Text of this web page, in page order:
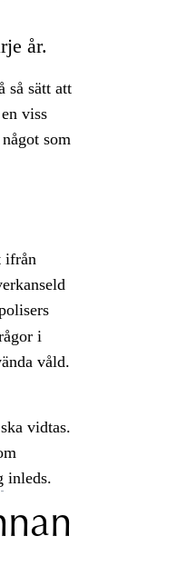
år.
så sätt att
viss
som
ifrån
i
våld.
vidtas.
inleds.